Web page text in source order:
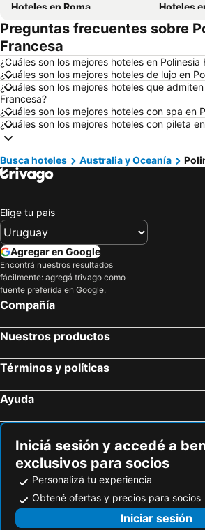
Hoteles en Roma
Hoteles
Hoteles en San Carlos de Bariloche
Hoteles
Hoteles en Maceió
Hoteles en Ámsterdam
Hoteles
Hoteles en Maragogi
Hoteles
Hoteles en Brasil
Hoteles
Hoteles en Uruguay
Hoteles en
Hoteles en Rocha
Hoteles
Hoteles
Hoteles en Salto
Hoteles en Bahamas
Hoteles en Colombia
Hoteles en Lanzarote
Hoteles en Curazao
Preguntas frecuentes sobre
Francesa
¿Cuáles son los mejores hoteles en Polinesia
¿Cuáles son los mejores hoteles de lujo en
¿Cuáles son los mejores hoteles que
Francesa?
¿Cuáles son los mejores hoteles con spa en
¿Cuáles son los mejores hoteles con pileta
Busca hoteles Australia y Oceanía
Elige tu país
Agregar en Google
Encontrá nuestros resultados
fácilmente: agregá trivago como
fuente preferida en Google.
Compañía
Nuestros productos
Términos y políticas
Ayuda
Iniciá sesión y accedé a
exclusivos para socios
Personalizá tu experiencia
Obtené ofertas y precios para socios
Iniciar sesión